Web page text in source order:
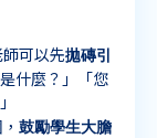
可以先拋磚引
什麼？」「您
鼓勵學生大膽